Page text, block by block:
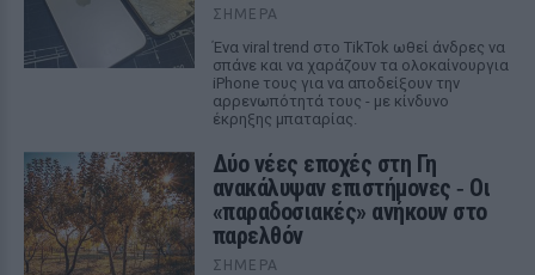
ΣΉΜΕΡΑ
Ένα viral trend στο TikTok ωθεί άνδρες να
σπάνε και να χαράζουν τα ολοκαίνουργια
iPhone τους για να αποδείξουν την
αρρενωπότητά τους - με κίνδυνο
έκρηξης μπαταρίας.
Δύο νέες εποχές στη Γη
ανακάλυψαν επιστήμονες ‑ Oι
«παραδοσιακές» ανήκουν στο
παρελθόν
ΣΉΜΕΡΑ